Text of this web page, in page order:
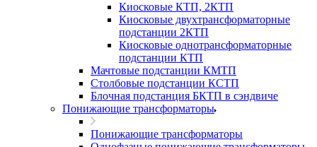
Киосковые КТП, 2КТП
Киосковые двухтрансформаторные
подстанции 2КТП
Киосковые однотрансформаторные
подстанции КТП
Мачтовые подстанции КМТП
Столбовые подстанции КСТП
Блочная подстанция БКТП в сэндвиче
Понижающие трансформаторы
Понижающие трансформаторы